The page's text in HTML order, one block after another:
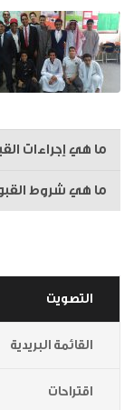
ما هي إجراءات
ما هي شروط
التصويت
القائمة البريدية
اقتراحات